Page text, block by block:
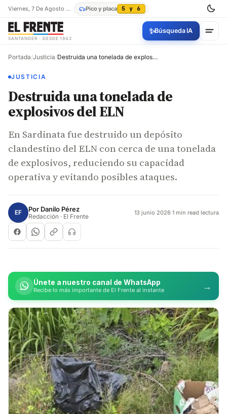
Viernes, 7 De Agosto De 2026 Pico y placa 5 y 6
SANTANDER · DESDE 1942
✨Búsqueda IA
Portada/Justicia/ Destruida una tonelada de explosivos del ELN
JUSTICIA
Destruida una tonelada de
explosivos del ELN
En Sardinata fue destruido un depósito
clandestino del ELN con cerca de una tonelada
de explosivos, reduciendo su capacidad
operativa y evitando posibles ataques.
EF Por Danilo Pérez
Redacción · El Frente 13 junio 2026·1 min read lectura
Únete a nuestro canal de WhatsApp
Recibe lo más importante de El Frente al instante →